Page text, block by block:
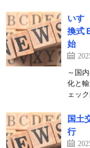
いす
換式
始
～国
化と
ェッ
国土
行